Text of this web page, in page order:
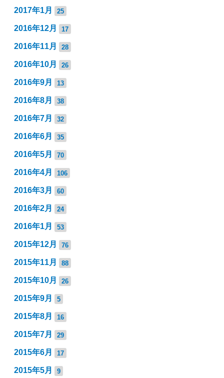
2017年1月 25
2016年12月 17
2016年11月 28
2016年10月 26
2016年9月 13
2016年8月 38
2016年7月 32
2016年6月 35
2016年5月 70
2016年4月 106
2016年3月 60
2016年2月 24
2016年1月 53
2015年12月 76
2015年11月 88
2015年10月 26
2015年9月 5
2015年8月 16
2015年7月 29
2015年6月 17
2015年5月 9